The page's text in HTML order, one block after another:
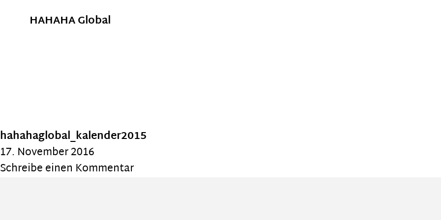
HAHAHA Global
hahahaglobal_kalender2015
17. November 2016
Schreibe einen Kommentar